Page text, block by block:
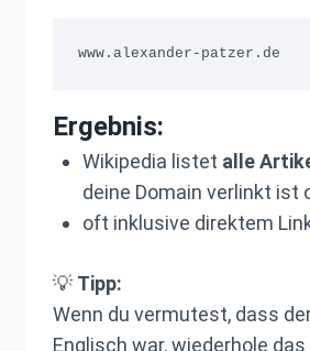
Ergebnis:
Wikipedia listet alle
deine Domain verlinkt ist
oft inklusive direktem
💡 Tipp:
Wenn du vermutest, dass
Englisch war, wiederhole